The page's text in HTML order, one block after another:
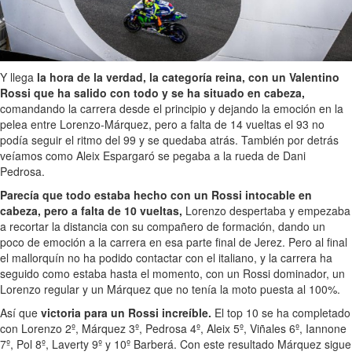
Y llega la hora de la verdad, la categoría reina, con un Valentino
Rossi que ha salido con todo y se ha situado en cabeza,
comandando la carrera desde el principio y dejando la emoción en la
pelea entre Lorenzo-Márquez, pero a falta de 14 vueltas el 93 no
podía seguir el ritmo del 99 y se quedaba atrás. También por detrás
veíamos como Aleix Espargaró se pegaba a la rueda de Dani
Pedrosa.
Parecía que todo estaba hecho con un Rossi intocable en
cabeza, pero a falta de 10 vueltas, Lorenzo despertaba y empezaba
a recortar la distancia con su compañero de formación, dando un
poco de emoción a la carrera en esa parte final de Jerez. Pero al final
el mallorquín no ha podido contactar con el italiano, y la carrera ha
seguido como estaba hasta el momento, con un Rossi dominador, un
Lorenzo regular y un Márquez que no tenía la moto puesta al 100%.
Así que victoria para un Rossi increíble. El top 10 se ha completado
con Lorenzo 2º, Márquez 3º, Pedrosa 4º, Aleix 5º, Viñales 6º, Iannone
7º, Pol 8º, Laverty 9º y 10º Barberá. Con este resultado Márquez sigue